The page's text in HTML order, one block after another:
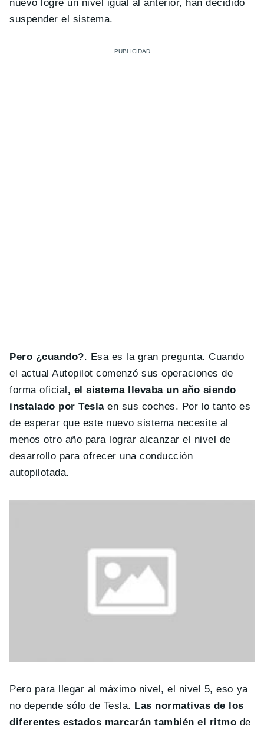
nuevo logre un nivel igual al anterior, han decidido
suspender el sistema.
Pero ¿cuando?. Esa es la gran pregunta. Cuando
el actual Autopilot comenzó sus operaciones de
forma oficial, el sistema llevaba un año siendo
instalado por Teslaen sus coches. Por lo tanto es
de esperar que este nuevo sistema necesite al
menos otro año para lograr alcanzar el nivel de
desarrollo para ofrecer una conducción
autopilotada.
Pero para llegar al máximo nivel, el nivel 5, eso ya
no depende sólo de Tesla. Las normativas de los
diferentes estados marcarán también el ritmo de